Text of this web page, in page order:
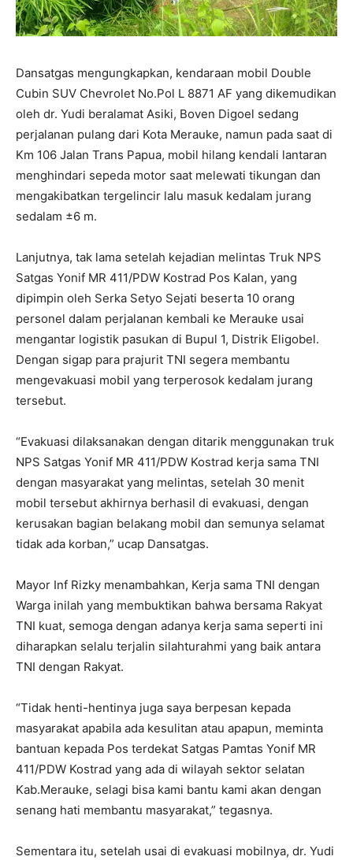
Dansatgas mengungkapkan, kendaraan mobil Double
Cubin SUV Chevrolet No.Pol L 8871 AF yang dikemudikan
oleh dr. Yudi beralamat Asiki, Boven Digoel sedang
perjalanan pulang dari Kota Merauke, namun pada saat di
Km 106 Jalan Trans Papua, mobil hilang kendali lantaran
menghindari sepeda motor saat melewati tikungan dan
mengakibatkan tergelincir lalu masuk kedalam jurang
sedalam ±6 m.
Lanjutnya, tak lama setelah kejadian melintas Truk NPS
Satgas Yonif MR 411/PDW Kostrad Pos Kalan, yang
dipimpin oleh Serka Setyo Sejati beserta 10 orang
personel dalam perjalanan kembali ke Merauke usai
mengantar logistik pasukan di Bupul 1, Distrik Eligobel.
Dengan sigap para prajurit TNI segera membantu
mengevakuasi mobil yang terperosok kedalam jurang
tersebut.
“Evakuasi dilaksanakan dengan ditarik menggunakan truk
NPS Satgas Yonif MR 411/PDW Kostrad kerja sama TNI
dengan masyarakat yang melintas, setelah 30 menit
mobil tersebut akhirnya berhasil di evakuasi, dengan
kerusakan bagian belakang mobil dan semunya selamat
tidak ada korban,” ucap Dansatgas.
Mayor Inf Rizky menambahkan, Kerja sama TNI dengan
Warga inilah yang membuktikan bahwa bersama Rakyat
TNI kuat, semoga dengan adanya kerja sama seperti ini
diharapkan selalu terjalin silahturahmi yang baik antara
TNI dengan Rakyat.
“Tidak henti-hentinya juga saya berpesan kepada
masyarakat apabila ada kesulitan atau apapun, meminta
bantuan kepada Pos terdekat Satgas Pamtas Yonif MR
411/PDW Kostrad yang ada di wilayah sektor selatan
Kab.Merauke, selagi bisa kami bantu kami akan dengan
senang hati membantu masyarakat,” tegasnya.
Sementara itu, setelah usai di evakuasi mobilnya, dr. Yudi